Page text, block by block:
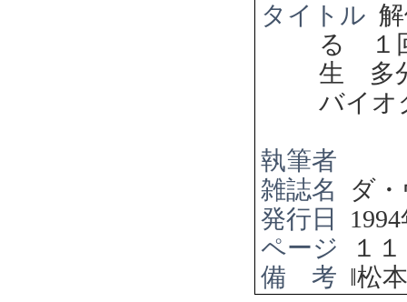
タイトル
る １
生 多
バイ
執筆者
雑誌名
ダ
発行日
1994
ページ
１
備 考 ‖松